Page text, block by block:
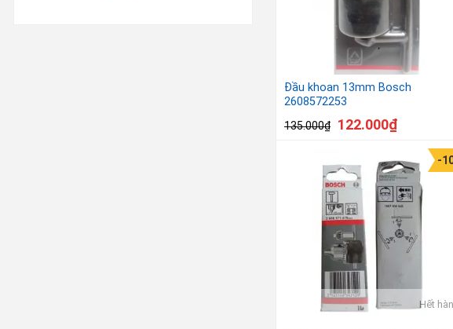
Đầu khoan 13mm Bosch
2608572253
135.000₫ 122.000₫
Hết
-